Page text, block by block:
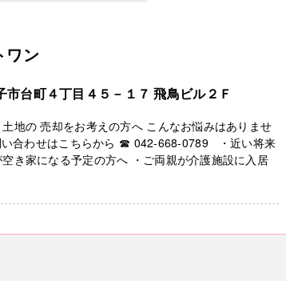
ワン
市台町４丁目４５－１７ 飛鳥ビル２Ｆ
地の 売却をお考えの方へ こんなお悩みはありませ
合わせはこちらから ☎ 042-668-0789 ・近い将来
き家になる予定の方へ ・ご両親が介護施設に入居